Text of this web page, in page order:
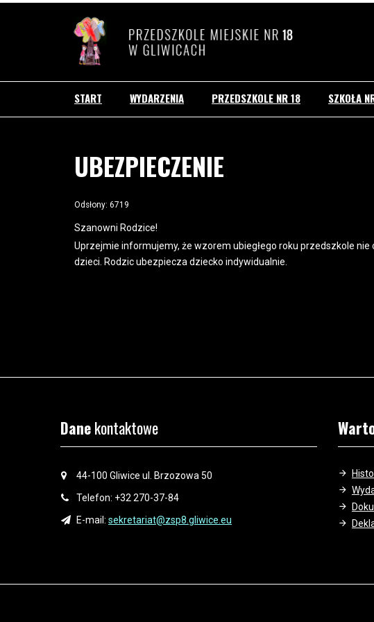
START WYDARZENIA PRZEDSZKOLE NR 18 SZKOŁA
UBEZPIECZENIE
Odsłony: 6719
Szanowni Rodzice!
Uprzejmie informujemy, że wzorem ubiegłego roku przedszkole
dzieci. Rodzic ubezpiecza dziecko indywidualnie.
Danekontaktowe
44-100 Gliwice ul. Brzozowa 50
Telefon: +32 270-37-84
E-mail: sekretariat@zsp8.gliwice.eu